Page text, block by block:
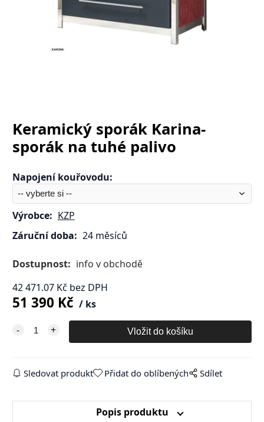
Keramický sporák Karina-
sporák na tuhé palivo
Napojení kouřovodu:
Výrobce: KZP
Záruční doba: 24 měsíců
Dostupnost: info v obchodě
42 471.07Kč bez DPH
51 390 Kč ks
Sledovat produkt Přidat do oblíbených Sdílet
Popis produktu